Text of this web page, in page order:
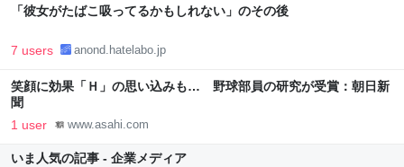
「彼女がたばこ吸ってるかもしれない」のその後
7 users anond.hatelabo.jp
笑顔に効果「Ｈ」の思い込みも… 野球部員の研究が受賞：朝日新
聞
1 user www.asahi.com
いま人気の記事 - 企業メディア